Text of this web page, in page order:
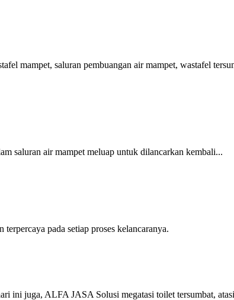
mampet, saluran pembuangan air mampet, wastafel
saluran air mampet meluap untuk dilancarkan kembali...
pada setiap proses kelancaranya.
ini juga, ALFA JASA Solusi megatasi toilet tersumbat,